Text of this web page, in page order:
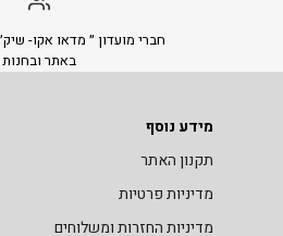
חברי מועדון ״ מדאו אקו-
באתר ובחנות
מידע נוסף
תקנון האתר
מדיניות פרטיות
מדיניות החזרות ומשלוחים